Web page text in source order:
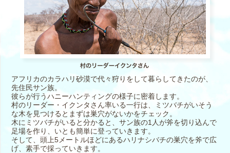
アフリカのカラハリ砂漠で代々狩りをして暮らしてきたのが、
先住民サン族。
彼らが行うハニーハンティングの様子に密着します。
村のリーダー・イクンタさん率いる一行は、ミツバチがいそう
な木を見つけるとまずは巣穴がないかをチェック。
木にミツバチがいると分かると、サン族の1人が斧を切り込んで
足場を作り、いとも簡単に登っていきます。
そして、頭上5メートルほどにあるハリナシバチの巣穴を斧で広
げ、素手で採っていきます。